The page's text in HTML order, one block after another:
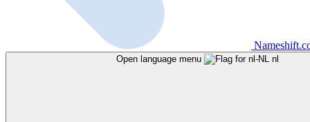
Open language menu nl